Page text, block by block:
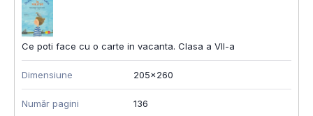
Ce poti face cu o carte in vacanta. Clasa a VII-a
Dimensiune 205x260
Număr pagini 136